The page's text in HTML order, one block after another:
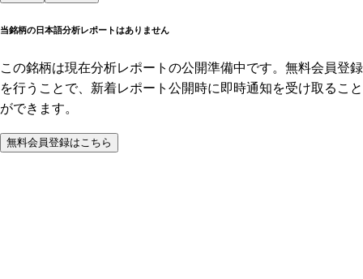
当銘柄の日本語分析レポートはありません
この銘柄は現在分析レポートの公開準備中です。無料会員登録
を行うことで、新着レポート公開時に即時通知を受け取ること
ができます。
無料会員登録はこちら